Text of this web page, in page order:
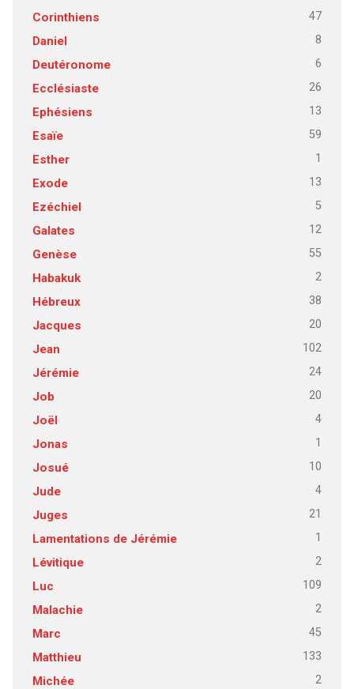
Corinthiens
47
Daniel 8
Deutéronome 6
Ecclésiaste 26
Ephésiens 13
Esaïe 59
Esther 1
Exode 13
Ezéchiel 5
Galates 12
Genèse 55
Habakuk 2
Hébreux 38
Jacques 20
Jean 102
Jérémie 24
Job 20
Joël 4
Jonas 1
Josué 10
Jude 4
Juges 21
Lamentations de Jérémie 1
Lévitique 2
Luc 109
Malachie 2
Marc 45
Matthieu 133
Michée 2